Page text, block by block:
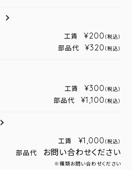
工賃 ¥200 （税込）
部品代 ¥320 （税込）
工賃 ¥300 （税込）
部品代 ¥1,100 （税込）
工賃 ¥1,000 （税込）
部品代 お問い合わせください
※種類お問い合わせください